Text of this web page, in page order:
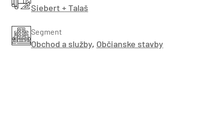
Siebert + Talaš
Segment
Obchod a služby, Občianske stavby